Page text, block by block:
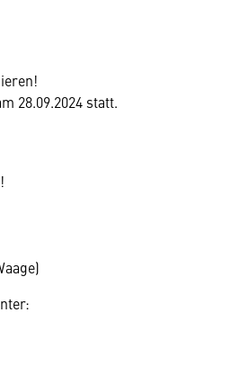
28.09.2024 statt.